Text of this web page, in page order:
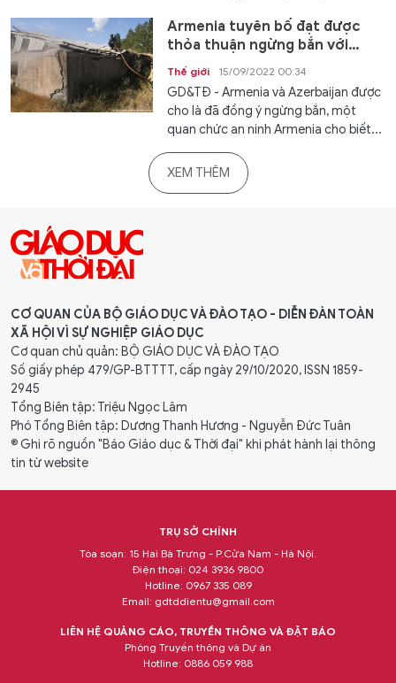
Armenia tuyên bố đạt được
thỏa thuận ngừng bắn với
Azerbaijan
Thế giới 15/09/2022 00:34
GD&TĐ - Armenia và Azerbaijan được
cho là đã đồng ý ngừng bắn, một
quan chức an ninh Armenia cho biết...
XEM THÊM
CƠ QUAN CỦA BỘ GIÁO DỤC VÀ ĐÀO TẠO - DIỄN ĐÀN TOÀN
XÃ HỘI VÌ SỰ NGHIỆP GIÁO DỤC
Cơ quan chủ quản: BỘ GIÁO DỤC VÀ ĐÀO TẠO
Số giấy phép 479/GP-BTTTT, cấp ngày 29/10/2020, ISSN 1859-
2945
Tổng Biên tập: Triệu Ngọc Lâm
Phó Tổng Biên tập: Dương Thanh Hương - Nguyễn Đức Tuân
® Ghi rõ nguồn "Báo Giáo dục & Thời đại" khi phát hành lại thông
tin từ website
TRỤ SỞ CHÍNH
Tòa soạn: 15 Hai Bà Trưng - P.Cửa Nam - Hà Nội.
Điện thoại: 024 3936 9800
Hotline: 0967 335 089
Email: gdtddientu@gmail.com
LIÊN HỆ QUẢNG CÁO, TRUYỀN THÔNG VÀ ĐẶT BÁO
Phòng Truyền thông và Dự án
Hotline: 0886 059 988